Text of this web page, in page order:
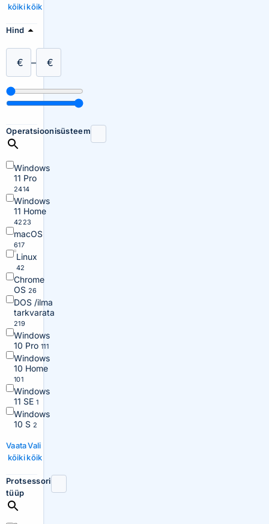
kõikikõik
Hind
€ – €
Operatsioonisüsteem
Windows
11 Pro
2414
Windows
11 Home
4223
macOS
617
Linux
42
Chrome
OS 26
DOS /ilma
tarkvarata
219
Windows
10 Pro 111
Windows
10 Home
101
Windows
11 SE 1
Windows
10 S 2
Vaata
kõiki
Vali
kõik
Protsessori
tüüp